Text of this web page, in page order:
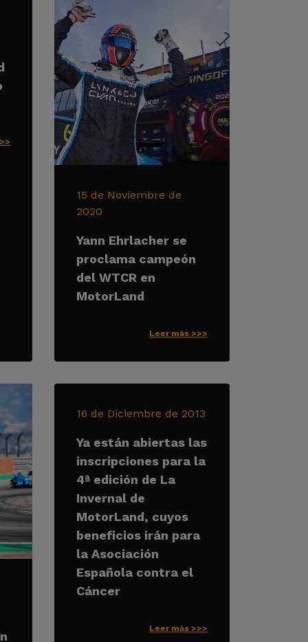
15 de Noviembre de
2020
Yann Ehrlacher se
proclama campeón
del WTCR en
MotorLand
Leer más >>>
16 de Diciembre de 2013
Ya están abiertas las
inscripciones para la
4ª edición de La
Invernal de
MotorLand, cuyos
beneficios irán para
la Asociación
Española contra el
Cáncer
Leer más >>>